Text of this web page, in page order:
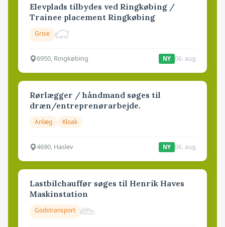
Elevplads tilbydes ved Ringkøbing /
Trainee placement Ringkøbing
Grise
6950, Ringkøbing NY 06. aug.
Rørlægger / håndmand søges til
dræn/entreprenørarbejde.
Anlæg Kloak
4690, Haslev NY 06. aug.
Lastbilchauffør søges til Henrik Haves
Maskinstation
Godstransport